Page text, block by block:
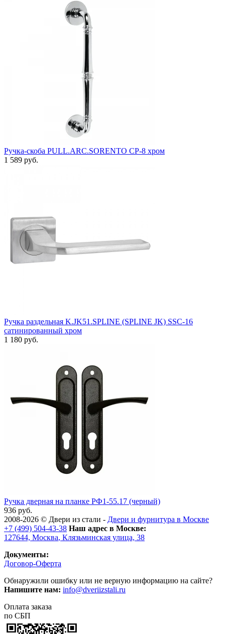
Ручка-скоба PULL.ARC.SORENTO CP-8 хром
1 589 руб.
Ручка раздельная K.JK51.SPLINE (SPLINE JK) SSC-16
сатинированный хром
1 180 руб.
Ручка дверная на планке РФ1-55.17 (черный)
936 руб.
2008-2026 © Двери из стали - Двери и фурнитура в Москве
+7 (499) 504-43-38 Наш адрес в Москве:
127644, Москва, Клязьминская улица, 38
Документы:
Договор-Оферта
Обнаружили ошибку или не верную информацию на сайте?
Напишите нам: info@dveriizstali.ru
Оплата заказа
по СБП